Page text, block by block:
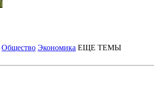
Общество Экономика ЕЩЕ ТЕМЫ